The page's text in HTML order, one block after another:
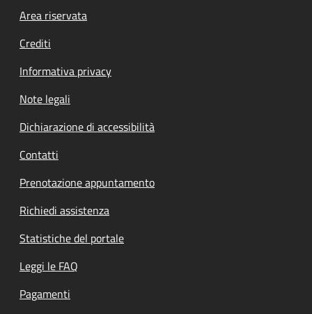
Footer menu
Area riservata
Crediti
Informativa privacy
Note legali
Dichiarazione di accessibilità
Contatti
Prenotazione appuntamento
Richiedi assistenza
Statistiche del portale
Leggi le FAQ
Pagamenti